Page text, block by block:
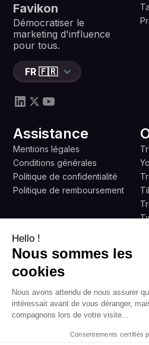
Favikon
Démocratiser le
marketing d'influence
pour tous.
FR 🇫🇷
Assistance
Mentions légales
Conditions générales
Politique de confidentialité
Politique de remboursement
Copyright © 2026 Tous
Conçu avec passion à Paris et
notre
Hello !
Nous sommes les
cookies
Nous avons attendu de nous assurer
intéressait avant de vous déranger,
compagnons lors de votre visite...
Consentements certifiés